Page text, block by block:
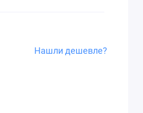
Нашли дешевле?